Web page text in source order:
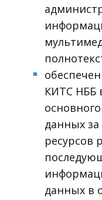
■
КИТС НББ
данных за
ресурсов
данных в